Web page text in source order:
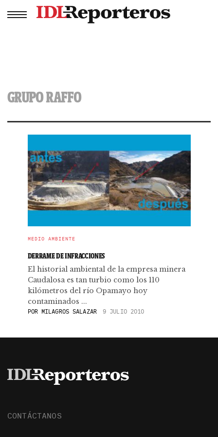
GRUPO RAFFO
MEDIO AMBIENTE
DERRAME DE INFRACCIONES
El historial ambiental de la empresa minera
Caudalosa es tan turbio como los 110
kilómetros del río Opamayo hoy
contaminados ...
PORMILAGROS SALAZAR 9 JULIO 2010
CONTÁCTANOS